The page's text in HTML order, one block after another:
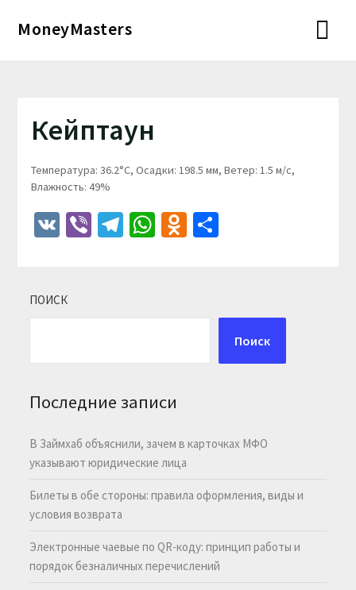
MoneyMasters
Кейптаун
Температура: 36.2°C, Осадки: 198.5 мм, Ветер: 1.5 м/с,
Влажность: 49%
VKViberTelegram
WhatsApp
Odnoklassniki
Отправить
ПОИСК
Поиск
Последние записи
В Займхаб объяснили, зачем в карточках МФО
указывают юридические лица
Билеты в обе стороны: правила оформления, виды и
условия возврата
Электронные чаевые по QR-коду: принцип работы и
порядок безналичных перечислений